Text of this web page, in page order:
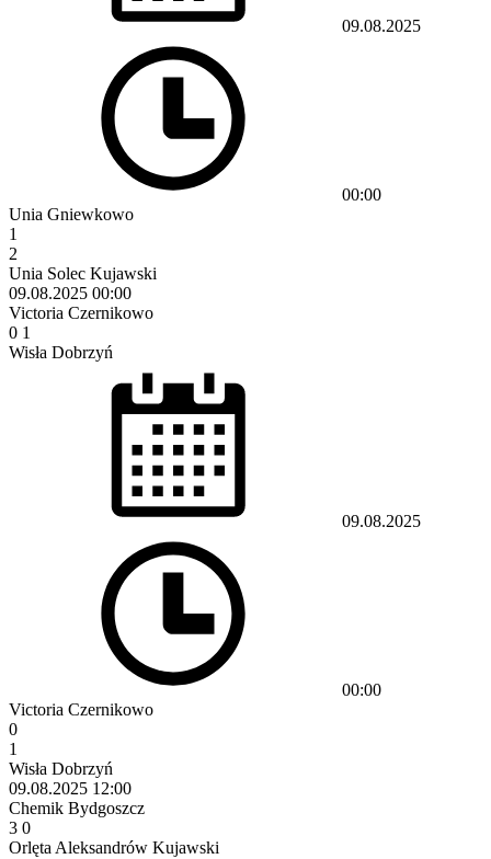
09.08.2025
00:00
Unia Gniewkowo
1
2
Unia Solec Kujawski
09.08.2025 00:00
Victoria Czernikowo
0 1
Wisła Dobrzyń
09.08.2025
00:00
Victoria Czernikowo
0
1
Wisła Dobrzyń
09.08.2025 12:00
Chemik Bydgoszcz
3 0
Orlęta Aleksandrów Kujawski